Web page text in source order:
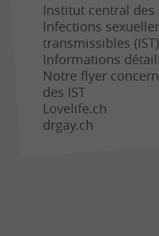
Institut central des
Infections
transmissibles (IST)
Informations
Notre flyer
des IST
Lovelife.ch
drgay.ch